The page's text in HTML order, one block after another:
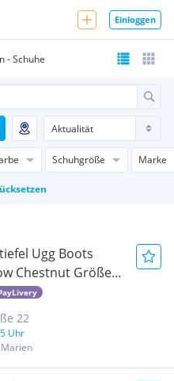
Einloggen
- Schuhe
Schuhgröße Marke
Ugg Boots
Chestnut Größe
22
Uhr